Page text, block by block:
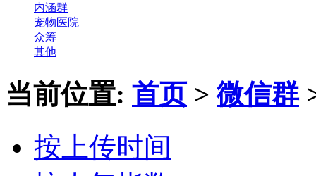
内涵群
宠物医院
众筹
其他
当前位置: 首页 >微信群
按上传时间